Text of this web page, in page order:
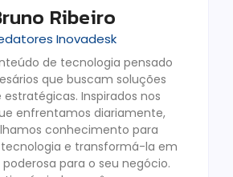
Ribeiro
Inovadesk
de tecnologia pensado
que buscam soluções
Inspirados nos
enfrentamos diariamente,
conhecimento para
e transformá-la em
para o seu negócio.